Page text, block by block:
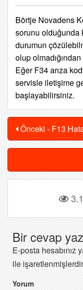
Börtje Novadens
sorunu olduğunda
durumun
olup
Eğer F34 arıza
servisle iletişime
başlayabilirsiniz.
Önceki - F13
Bir cevap
E-posta hesabınız
ile işaretlenmişlerdir
Yorum